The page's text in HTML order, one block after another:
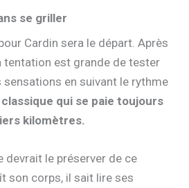
se griller
Cardin sera le départ. Après
tentation est grande de tester
en suivant le rythme
qui se paie toujours
kilomètres.
devrait le préserver de ce
son corps, il sait lire ses